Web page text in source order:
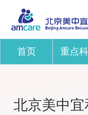
首页 重点
北京美中